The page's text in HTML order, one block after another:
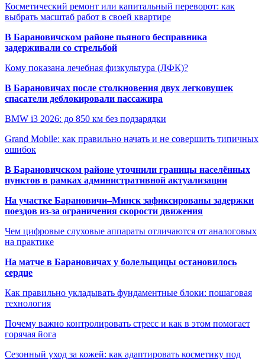
Косметический ремонт или капитальный переворот: как
выбрать масштаб работ в своей квартире
В Барановичском районе пьяного бесправника
задерживали со стрельбой
Кому показана лечебная физкультура (ЛФК)?
В Барановичах после столкновения двух легковушек
спасатели деблокировали пассажира
BMW i3 2026: до 850 км без подзарядки
Grand Mobile: как правильно начать и не совершить типичных
ошибок
В Барановичском районе уточнили границы населённых
пунктов в рамках административной актуализации
На участке Барановичи–Минск зафиксированы задержки
поездов из-за ограничения скорости движения
Чем цифровые слуховые аппараты отличаются от аналоговых
на практике
На матче в Барановичах у болельщицы остановилось
сердце
Как правильно укладывать фундаментные блоки: пошаговая
технология
Почему важно контролировать стресс и как в этом помогает
горячая йога
Сезонный уход за кожей: как адаптировать косметику под